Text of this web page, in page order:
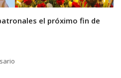
el próximo fin de